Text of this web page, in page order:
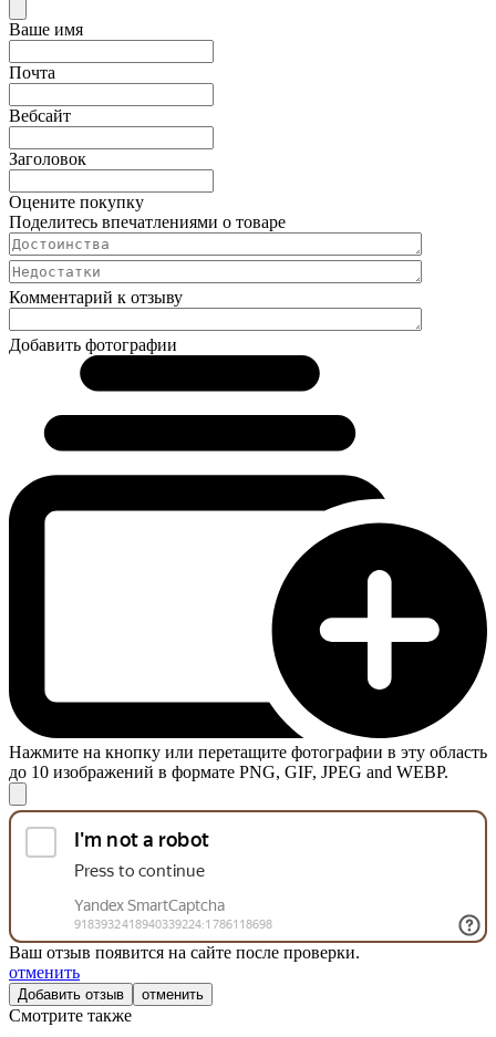
Ваше имя
Почта
Вебсайт
Заголовок
Оцените покупку
Поделитесь впечатлениями о товаре
Комментарий к отзыву
Добавить фотографии
Нажмите на кнопку или перетащите фотографии в эту область
до 10 изображений в формате PNG, GIF, JPEG and WEBP.
Ваш отзыв появится на сайте после проверки.
отменить
отменить
Смотрите также